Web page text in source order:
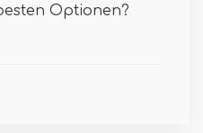
Optionen?